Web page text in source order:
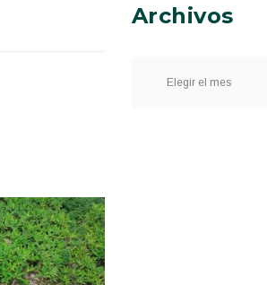
Archivos